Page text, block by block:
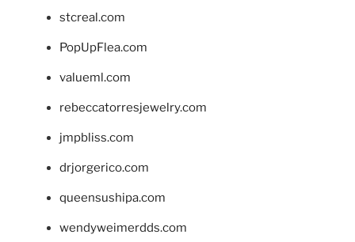
stcreal.com
PopUpFlea.com
valueml.com
rebeccatorresjewelry.com
jmpbliss.com
drjorgerico.com
queensushipa.com
wendyweimerdds.com